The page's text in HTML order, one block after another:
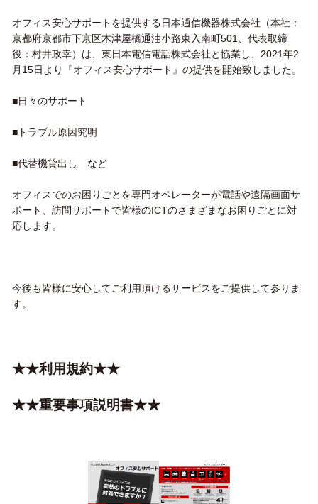
オフィス安心サポートを提供する日本通信機器株式会社（本社：
京都府京都市下京区木津屋橋通油小路東入南町501、代表取締
役：村井政幸）は、東日本電信電話株式会社と協業し、2021年2
月15日より『オフィス安心サポート』の提供を開始致しました。
■日々のサポート
■トラブル原因究明
■代替機貸出し など
オフィスでのお困りごとを専門オペレーターが電話や遠隔画面サ
ポート、訪問サポートで皆様のICTのさまざまなお困りごとに対
応します。
今後も皆様に安心してご利用頂けるサービスをご提供して参りま
す。
★★利用規約★★
★★重要事項説明書★★